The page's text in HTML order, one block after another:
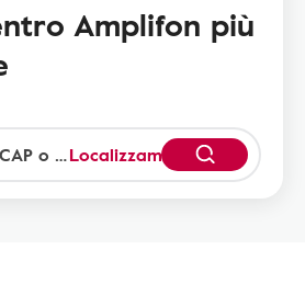
Amplifon più
Localizzami